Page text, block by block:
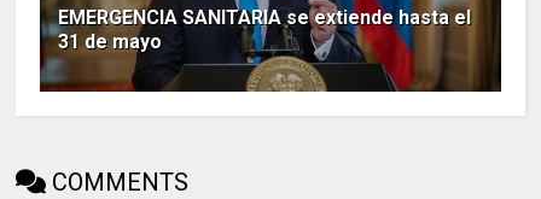
EMERGENCIA SANITARIA se extiende hasta el
31 de mayo
COMMENTS